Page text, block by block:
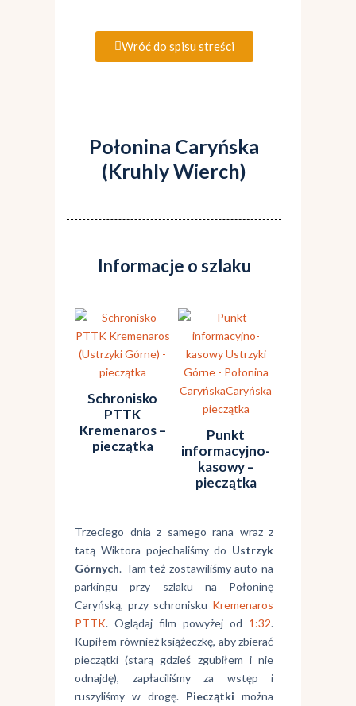
Wróć do spisu streści
Połonina Caryńska
(Kruhly Wierch)
Informacje o szlaku
Schronisko
PTTK
Kremenaros –
pieczątka
Punkt
informacyjno-
kasowy –
pieczątka
Trzeciego dnia z samego rana wraz z
tatą Wiktora pojechaliśmy do Ustrzyk
Górnych. Tam też zostawiliśmy auto na
parkingu przy szlaku na Połoninę
Caryńską, przy schronisku Kremenaros
PTTK. Oglądaj film powyżej od 1:32.
Kupiłem również książeczkę, aby zbierać
pieczątki (starą gdzieś zgubiłem i nie
odnajdę), zapłaciliśmy za wstęp i
ruszyliśmy w drogę. Pieczątki można